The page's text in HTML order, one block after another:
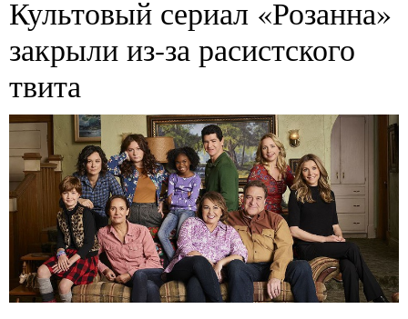
Культовый сериал «Розанна»
закрыли из-за расистского
твита